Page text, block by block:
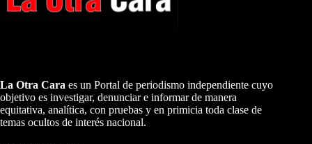
La Otra Cara es un Portal de periodismo independiente cuyo
objetivo es investigar, denunciar e informar de manera
equitativa, analítica, con pruebas y en primicia toda clase de
temas ocultos de interés nacional.